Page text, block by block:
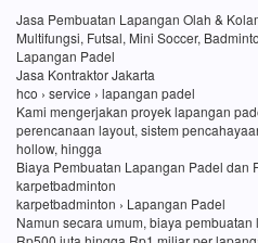
Jasa Pembuatan Lapangan Olah &
Multifungsi, Futsal, Mini Soccer,
Lapangan Padel
Jasa Kontraktor Jakarta
hco › service › lapangan padel
Kami mengerjakan proyek lapangan
perencanaan layout, sistem
hollow, hingga
Biaya Pembuatan Lapangan Padel dan
karpetbadminton
karpetbadminton › Lapangan Padel
Namun secara umum, biaya